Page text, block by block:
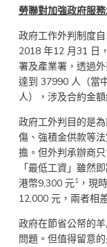
勞聯對加強政府服
政府工作外判制度
2018 年12 月31 日
署及產業署，透過
達到 37990 人（當
人），涉及合約金
政府工外判目的是
傷、強積金供款等
擔。但外判承辦商
「最低工資」雖然
港幣9,300 元1，現
12,000 元，兩者相
政府在節省公帑的
問題。但值得留意